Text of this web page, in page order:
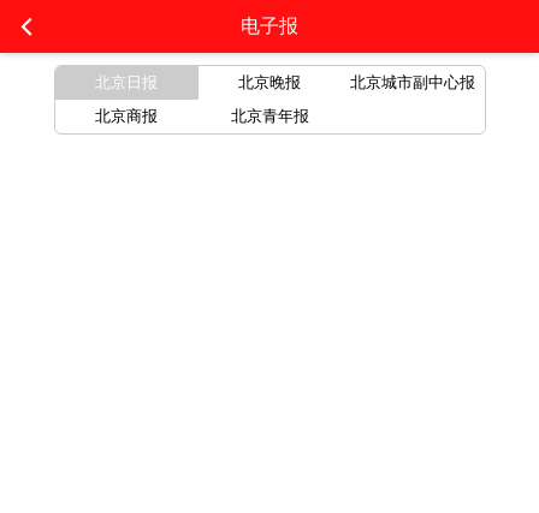
电子报
北京日报 北京晚报
北京城市副中心报
北京商报
北京青年报